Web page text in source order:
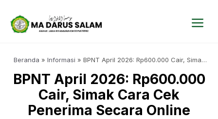
Beranda » Informasi » BPNT April 2026: Rp600.000 Cair, Simak
BPNT April 2026: Rp600.000
Cair, Simak Cara Cek
Penerima Secara Online